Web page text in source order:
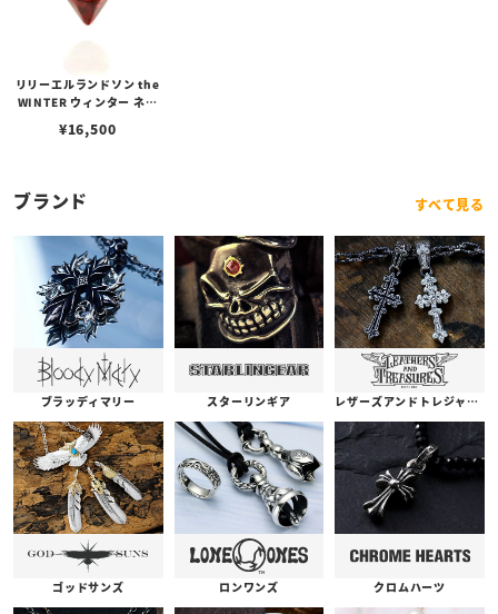
リリーエルランドソン the
WINTER ウィンター ネイ
ン/レッド
¥16,500
ブランド すべて見る
ブラッディマリー スターリンギア レザーズアンドトレジャーズ
ゴッドサンズ ロンワンズ クロムハーツ